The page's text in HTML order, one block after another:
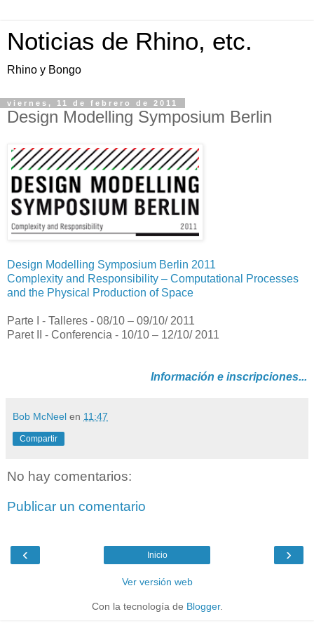
Noticias de Rhino, etc.
Rhino y Bongo
viernes, 11 de febrero de 2011
Design Modelling Symposium Berlin
Design Modelling Symposium Berlin 2011
Complexity and Responsibility – Computational Processes
and the Physical Production of Space
Parte I - Talleres - 08/10 – 09/10/ 2011
Paret II - Conferencia - 10/10 – 12/10/ 2011
Información e inscripciones...
Bob McNeel en 11:47
Compartir
No hay comentarios:
Publicar un comentario
‹ ›
Inicio
Ver versión web
Con la tecnología de Blogger.